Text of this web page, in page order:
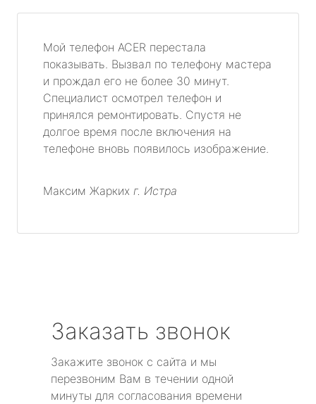
Мой телефон ACER перестала
показывать. Вызвал по телефону мастера
и прождал его не более 30 минут.
Специалист осмотрел телефон и
принялся ремонтировать. Спустя не
долгое время после включения на
телефоне вновь появилось изображение.
Максим Жарких г. Истра
Заказать звонок
Закажите звонок с сайта и мы
перезвоним Вам в течении одной
минуты для согласования времени